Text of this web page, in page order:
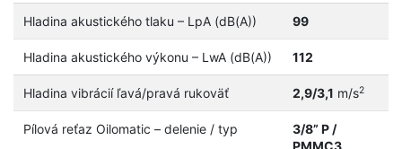
Hladina akustického tlaku – LpA (dB(A)) 99
Hladina akustického výkonu – LwA (dB(A)) 112
Hladina vibrácií ľavá/pravá rukoväť 2,9/3,1 m/s2
Pílová reťaz Oilomatic – delenie / typ
3/8” P /
PMMC3